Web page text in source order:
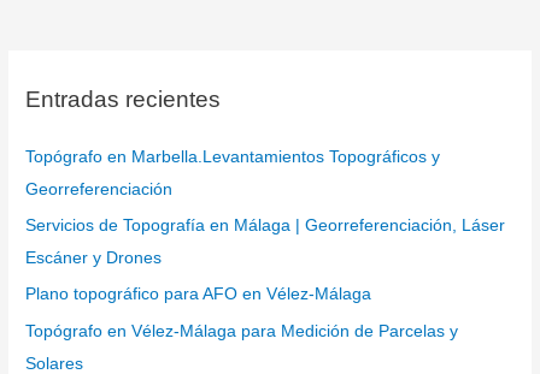
Entradas recientes
Topógrafo en Marbella.Levantamientos Topográficos y
Georreferenciación
Servicios de Topografía en Málaga | Georreferenciación, Láser
Escáner y Drones
Plano topográfico para AFO en Vélez-Málaga
Topógrafo en Vélez-Málaga para Medición de Parcelas y
Solares